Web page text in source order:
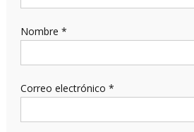
Nombre *
Correo electrónico *